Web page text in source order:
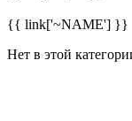
{{ link['~NAME'] }}
Нет в этой